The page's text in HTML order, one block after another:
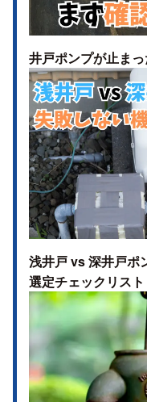
井戸ポンプが止ま
浅井戸 vs 深井戸ポ
選定チェックリスト